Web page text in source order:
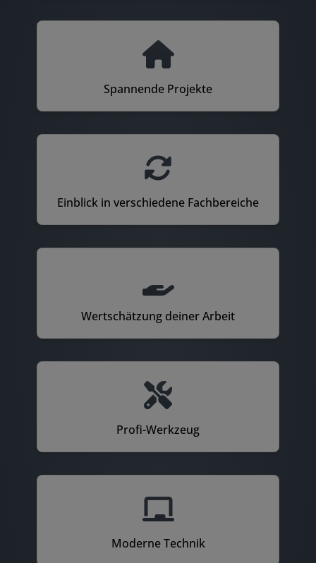
Spannende Projekte
Einblick in verschiedene Fachbereiche
Wertschätzung deiner Arbeit
Profi-Werkzeug
Moderne Technik